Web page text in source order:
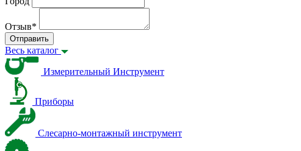
Отзыв*
Отправить
Весь каталог
Измерительный Инструмент
Приборы
Слесарно-монтажный инструмент